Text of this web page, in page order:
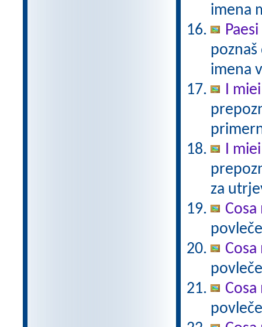
imena
imena
I
I
za